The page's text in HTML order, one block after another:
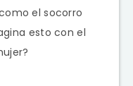
el socorro
esto con el